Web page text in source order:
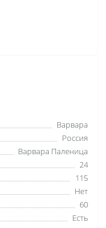
Варвара
Россия
Варвара Паленица
24
115
Нет
60
Есть